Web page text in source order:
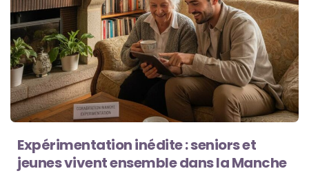
Expérimentation inédite : seniors et
jeunes vivent ensemble dans la Manche